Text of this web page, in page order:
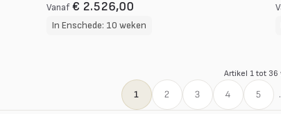
Vanaf € 2.526,00
In Enschede: 10 weken
Artikel 1 tot 36
1 2 3 4 5